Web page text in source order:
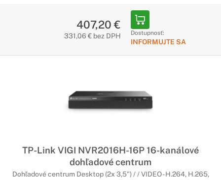
407,20 €
331,06 € bez DPH Dostupnosť:
INFORMUJTE SA
TP-Link VIGI NVR2016H-16P 16-kanálové
dohľadové centrum
Dohľadové centrum Desktop (2x 3,5") / / VIDEO - H.264, H.265,